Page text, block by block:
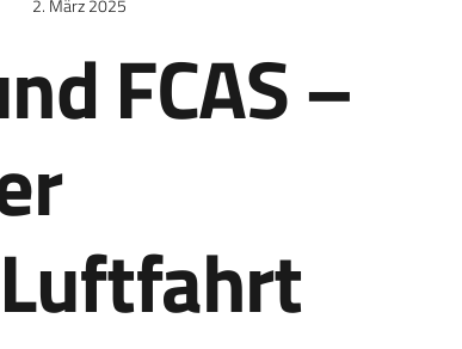
2. März 2025
FCAS –